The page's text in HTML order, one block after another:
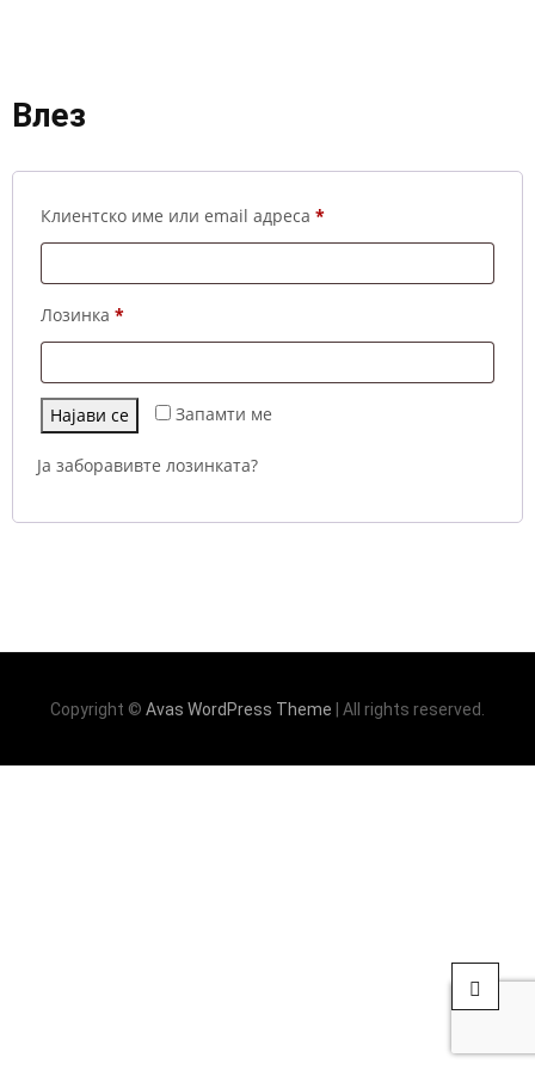
Влез
Клиентско име или email адреса *Задолжително
Лозинка *Задолжително
Запамти ме
Најави се
Ја заборавивте лозинката?
Copyright © Avas WordPress Theme | All rights reserved.